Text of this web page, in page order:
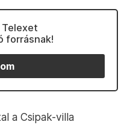
forrásnak!
a Csipak-villa